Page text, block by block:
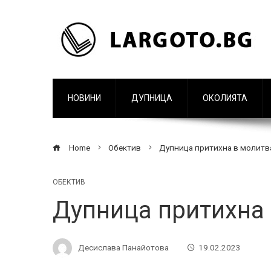
НОВИНИ ДУПНИЦА ОКОЛИЯТА
Home Обектив Дупница притихна в
ОБЕКТИВ
Дупница
Десислава Панайотова 19.02.2023